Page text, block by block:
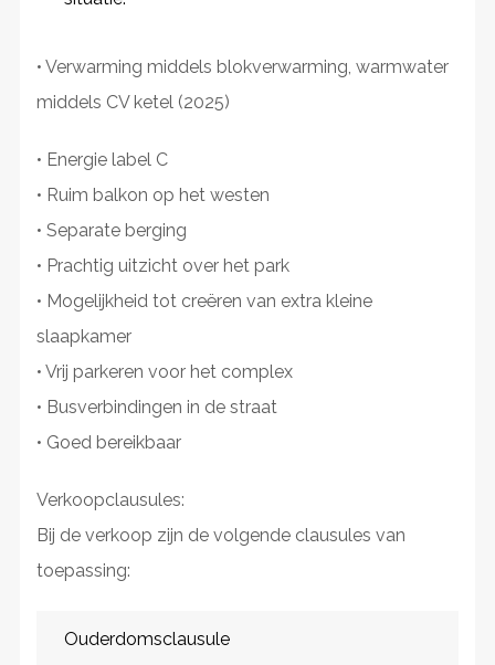
• Verwarming middels blokverwarming, warmwater
middels CV ketel (2025)
• Energie label C
• Ruim balkon op het westen
• Separate berging
• Prachtig uitzicht over het park
• Mogelijkheid tot creëren van extra kleine
slaapkamer
• Vrij parkeren voor het complex
• Busverbindingen in de straat
• Goed bereikbaar
Verkoopclausules:
Bij de verkoop zijn de volgende clausules van
toepassing:
Ouderdomsclausule